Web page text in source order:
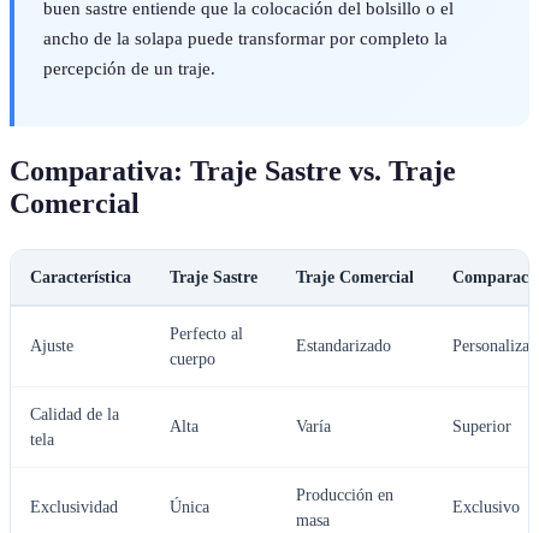
buen sastre entiende que la colocación del bolsillo o el
ancho de la solapa puede transformar por completo la
percepción de un traje.
Comparativa: Traje Sastre vs. Traje
Comercial
Característica Traje Sastre Traje Comercial
Ajuste
Perfecto al
cuerpo
Estandarizado
Calidad de la
tela
Alta Varía Superior
Exclusividad Única
Producción en
masa
Exclusivo